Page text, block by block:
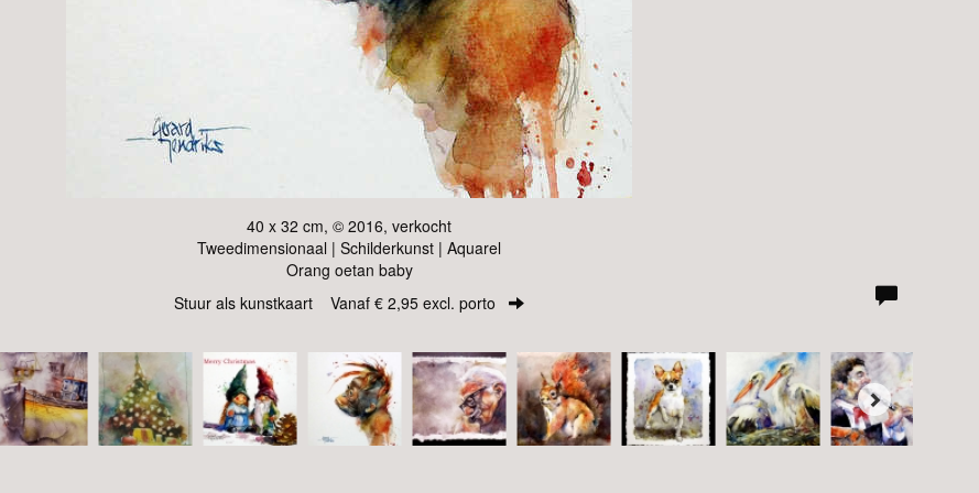
40 x 32 cm, © 2016, verkocht
Tweedimensionaal | Schilderkunst | Aquarel
Orang oetan baby
Stuur als kunstkaart Vanaf € 2,95 excl. porto